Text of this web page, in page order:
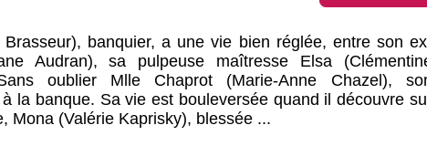
banquier, a une vie bien réglée, entre son
Audran), sa pulpeuse maîtresse Elsa
oublier Mlle Chaprot (Marie-Anne Chazel),
la banque. Sa vie est bouleversée quand il découvre
Mona (Valérie Kaprisky), blessée ...